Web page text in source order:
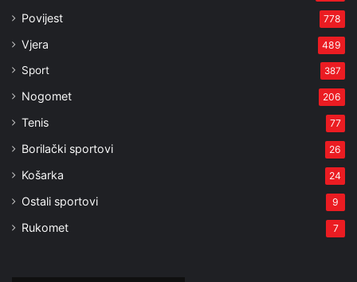
Povijest 778
Vjera 489
Sport 387
Nogomet 206
Tenis 77
Borilački sportovi 26
Košarka 24
Ostali sportovi 9
Rukomet 7